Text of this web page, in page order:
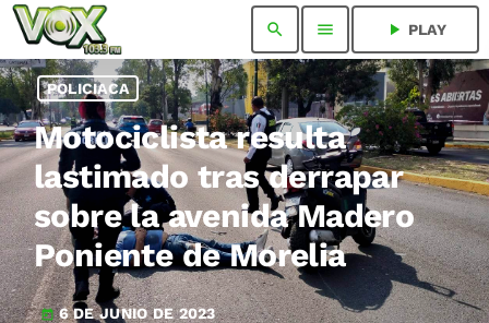
search menu play_arrow PLAY
POLICIACA
Motociclista resulta
lastimado tras derrapar
sobre la avenida Madero
Poniente de Morelia
today 6 DE JUNIO DE 2023